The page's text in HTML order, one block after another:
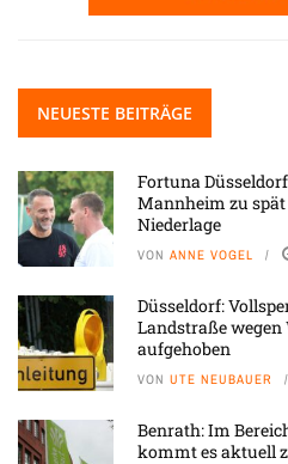
NEUESTE BEITRÄGE
Fortuna
Mannheim zu spät
Niederlage
VON ANNE VOGEL
Düsseldorf:
Landstraße
aufgehoben
VON UTE NEUBAUER
Benrath: Im
kommt es aktuell